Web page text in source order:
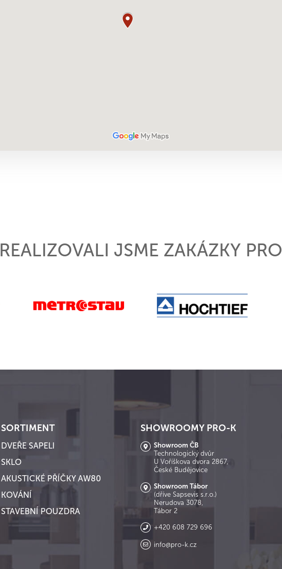
REALIZOVALI JSME ZAKÁZKY PRO
SORTIMENT
DVEŘE SAPELI
SKLO
AKUSTICKÉ PŘÍČKY AW80
KOVÁNÍ
STAVEBNÍ POUZDRA
SHOWROOMY PRO-K
Showroom ČB
Technologický dvůr
U Voříškova dvora 2867,
České Budějovice
Showroom Tábor
(dříve Sapsevis s.r.o.)
Nerudova 3078,
Tábor 2
+420 608 729 696
info@pro-k.cz